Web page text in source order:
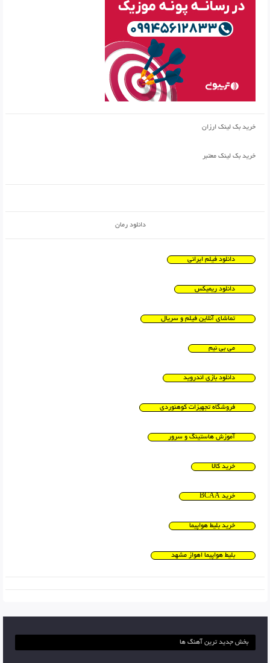
خرید بک لینک ارزان
خرید بک لینک معتبر
دانلود رمان
دانلود فیلم ایرانی
دانلود ریمیکس
تماشای آنلاین فیلم و سریال
می بی نیم
دانلود بازی اندروید
فروشگاه تجهیزات کوهنوردی
آموزش هاستینگ و سرور
خرید کالا
خرید BCAA
خرید بلیط هواپیما
بلیط هواپیما اهواز مشهد
بخش جدید ترین آهنگ ها